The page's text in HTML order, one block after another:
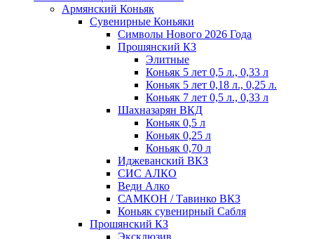
Армянский Коньяк
Сувенирные Коньяки
Символы Нового 2026 Года
Прошянский КЗ
Элитные
Коньяк 5 лет 0,5 л., 0,33 л
Коньяк 5 лет 0,18 л., 0,25 л.
Коньяк 7 лет 0,5 л., 0,33 л
Шахназарян ВКД
Коньяк 0,5 л
Коньяк 0,25 л
Коньяк 0,70 л
Иджеванский ВКЗ
СИС АЛКО
Веди Алко
САМКОН / Тавинко ВКЗ
Коньяк сувенирный Сабля
Прошянский КЗ
Эксклюзив